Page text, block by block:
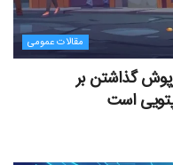
مقالات عمومی
گذاشتن بر
است